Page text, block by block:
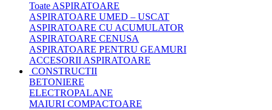
Toate ASPIRATOARE
ASPIRATOARE UMED – USCAT
ASPIRATOARE CU ACUMULATOR
ASPIRATOARE CENUSA
ASPIRATOARE PENTRU GEAMURI
ACCESORII ASPIRATOARE
CONSTRUCTII
BETONIERE
ELECTROPALANE
MAIURI COMPACTOARE